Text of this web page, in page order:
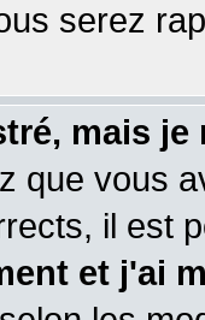
serez
mais
que vous
il est
et j'ai